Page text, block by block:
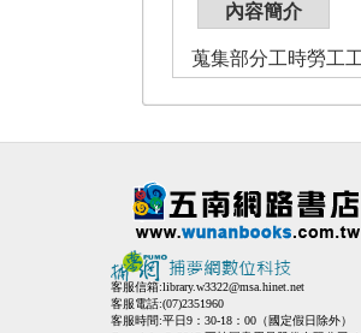
內容簡介
蒐集部分工時勞工
客服信箱:library.w3322@msa.hinet.net
客服電話:(07)2351960
客服時間:平日9：30-18：00（國定假日除外）